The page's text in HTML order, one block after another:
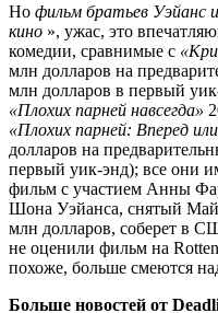
Но фильм братьев Уэйанс
кино », ужас, это
комедии, сравнимые с
млн долларов на
млн долларов в первый
«Плохих парней навсегда»
«Плохих парней: Вперед
долларов на
первый уик-энд); все они
фильм с участием Анны
Шона Уэйанса, снятый
млн долларов, соберет в
не оценили фильм на
похоже, больше смеются
Больше новостей от